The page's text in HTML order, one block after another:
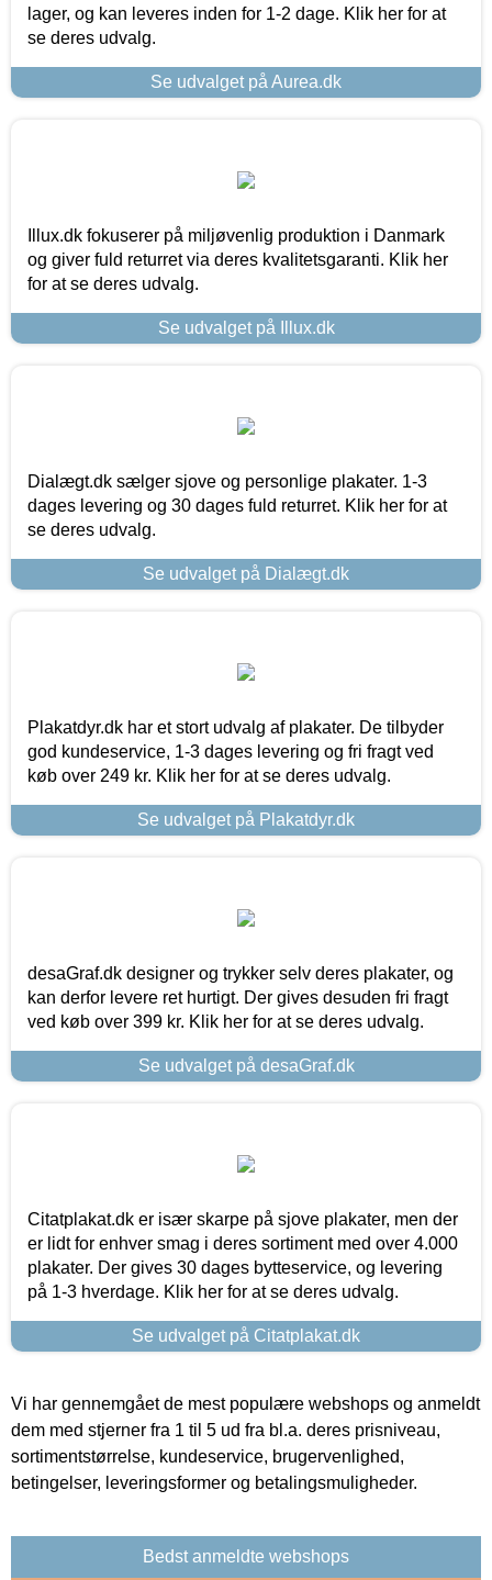
lager, og kan leveres inden for 1-2 dage. Klik her for at
se deres udvalg.
Se udvalget på Aurea.dk
Illux.dk fokuserer på miljøvenlig produktion i Danmark
og giver fuld returret via deres kvalitetsgaranti. Klik her
for at se deres udvalg.
Se udvalget på Illux.dk
Dialægt.dk sælger sjove og personlige plakater. 1-3
dages levering og 30 dages fuld returret. Klik her for at
se deres udvalg.
Se udvalget på Dialægt.dk
Plakatdyr.dk har et stort udvalg af plakater. De tilbyder
god kundeservice, 1-3 dages levering og fri fragt ved
køb over 249 kr. Klik her for at se deres udvalg.
Se udvalget på Plakatdyr.dk
desaGraf.dk designer og trykker selv deres plakater, og
kan derfor levere ret hurtigt. Der gives desuden fri fragt
ved køb over 399 kr. Klik her for at se deres udvalg.
Se udvalget på desaGraf.dk
Citatplakat.dk er især skarpe på sjove plakater, men der
er lidt for enhver smag i deres sortiment med over 4.000
plakater. Der gives 30 dages bytteservice, og levering
på 1-3 hverdage. Klik her for at se deres udvalg.
Se udvalget på Citatplakat.dk
Vi har gennemgået de mest populære webshops og anmeldt
dem med stjerner fra 1 til 5 ud fra bl.a. deres prisniveau,
sortimentstørrelse, kundeservice, brugervenlighed,
betingelser, leveringsformer og betalingsmuligheder.
Bedst anmeldte webshops